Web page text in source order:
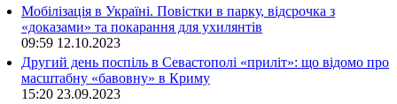
Мобілізація в Україні. Повістки в парку, відсрочка з
«доказами» та покарання для ухилянтів
09:59 12.10.2023
Другий день поспіль в Севастополі «приліт»: що відомо про
масштабну «бавовну» в Криму
15:20 23.09.2023